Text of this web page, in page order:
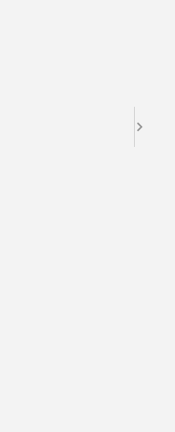
spannender und den
Schirmer und Wirus
Das Ziel:
Bindung.